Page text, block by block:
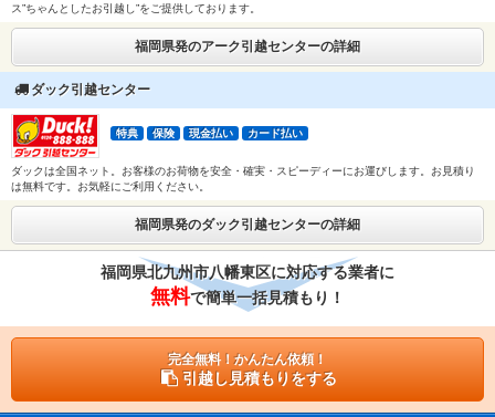
ス”ちゃんとしたお引越し”をご提供しております。
福岡県発のアーク引越センターの詳細
ダック引越センター
特典 保険 現金払い カード払い
ダックは全国ネット。お客様のお荷物を安全・確実・スピーディーにお運びします。お見積り
は無料です。お気軽にご利用ください。
福岡県発のダック引越センターの詳細
福岡県北九州市八幡東区に対応する業者に
無料で簡単一括見積もり！
完全無料！かんたん依頼！
引越し見積もりをする